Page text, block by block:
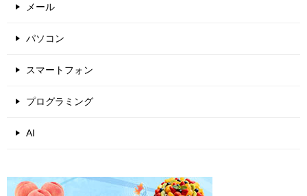
メール
パソコン
スマートフォン
プログラミング
AI